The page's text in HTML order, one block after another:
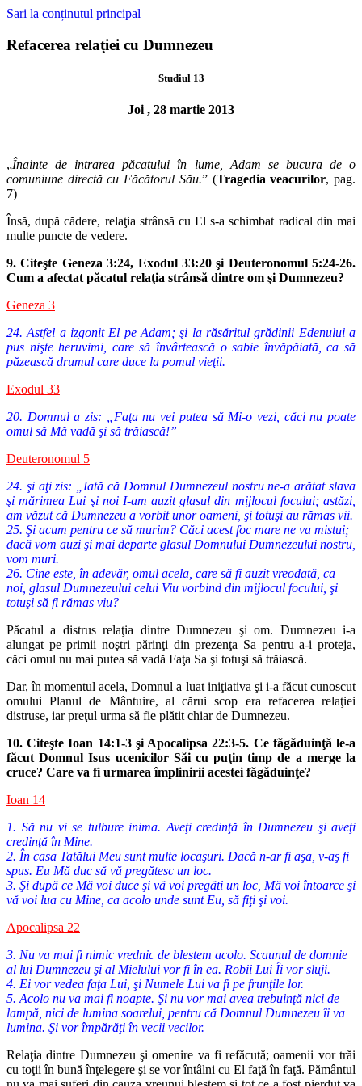
Sari la conținutul principal
Refacerea relaţiei cu Dumnezeu
Studiul 13
Joi , 28 martie 2013
„Înainte de intrarea păcatului în lume, Adam se bucura de o
comuniune directă cu Făcătorul Său.” (Tragedia veacurilor, pag.
7)
Însă, după cădere, relaţia strânsă cu El s-a schimbat radical din mai
multe puncte de vedere.
9. Citeşte Geneza 3:24, Exodul 33:20 şi Deuteronomul 5:24-26.
Cum a afectat păcatul relaţia strânsă dintre om şi Dumnezeu?
Geneza 3
24. Astfel a izgonit El pe Adam; şi la răsăritul grădinii Edenului a
pus nişte heruvimi, care să învârtească o sabie învăpăiată, ca să
păzească drumul care duce la pomul vieţii.
Exodul 33
20. Domnul a zis: „Faţa nu vei putea să Mi-o vezi, căci nu poate
omul să Mă vadă şi să trăiască!”
Deuteronomul 5
24. şi aţi zis: „Iată că Domnul Dumnezeul nostru ne-a arătat slava
şi mărimea Lui şi noi I-am auzit glasul din mijlocul focului; astăzi,
am văzut că Dumnezeu a vorbit unor oameni, şi totuşi au rămas vii.
25. Şi acum pentru ce să murim? Căci acest foc mare ne va mistui;
dacă vom auzi şi mai departe glasul Domnului Dumnezeului nostru,
vom muri.
26. Cine este, în adevăr, omul acela, care să fi auzit vreodată, ca
noi, glasul Dumnezeului celui Viu vorbind din mijlocul focului, şi
totuşi să fi rămas viu?
Păcatul a distrus relaţia dintre Dumnezeu şi om. Dumnezeu i-a
alungat pe primii noştri părinţi din prezenţa Sa pentru a-i proteja,
căci omul nu mai putea să vadă Faţa Sa şi totuşi să trăiască.
Dar, în momentul acela, Domnul a luat iniţiativa şi i-a făcut cunoscut
omului Planul de Mântuire, al cărui scop era refacerea relaţiei
distruse, iar preţul urma să fie plătit chiar de Dumnezeu.
10. Citeşte Ioan 14:1-3 şi Apocalipsa 22:3-5. Ce făgăduinţă le-a
făcut DomnulIsus ucenicilor Săi cu puţin timp de a merge la
cruce? Care va fi urmarea împlinirii acestei făgăduinţe?
Ioan 14
1. Să nu vi se tulbure inima. Aveţi credinţă în Dumnezeu şi aveţi
credinţă în Mine.
2. În casa Tatălui Meu sunt multe locaşuri. Dacă n-ar fi aşa, v-aş fi
spus. Eu Mă duc să vă pregătesc un loc.
3. Şi după ce Mă voi duce şi vă voi pregăti un loc, Mă voi întoarce şi
vă voi lua cu Mine, ca acolo unde sunt Eu, să fiţi şi voi.
Apocalipsa 22
3. Nu va mai fi nimic vrednic de blestem acolo. Scaunul de domnie
al lui Dumnezeu şi al Mielului vor fi în ea. Robii Lui Îi vor sluji.
4. Ei vor vedea faţa Lui, şi Numele Lui va fi pe frunţile lor.
5. Acolo nu va mai fi noapte. Şi nu vor mai avea trebuinţă nici de
lampă, nici de lumina soarelui, pentru că Domnul Dumnezeu îi va
lumina. Şi vor împărăţi în vecii vecilor.
Relaţia dintre Dumnezeu şi omenire va fi refăcută; oamenii vor trăi
cu toţii în bună înţelegere şi se vor întâlni cu El faţă în faţă. Pământul